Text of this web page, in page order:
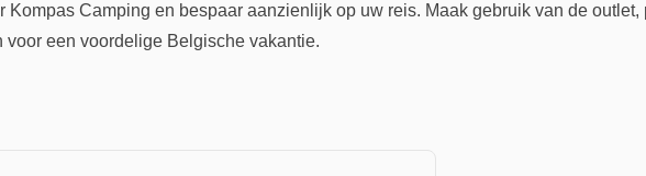
Kompas Camping en bespaar aanzienlijk op uw reis. Maak gebruik van de
een voordelige Belgische vakantie.